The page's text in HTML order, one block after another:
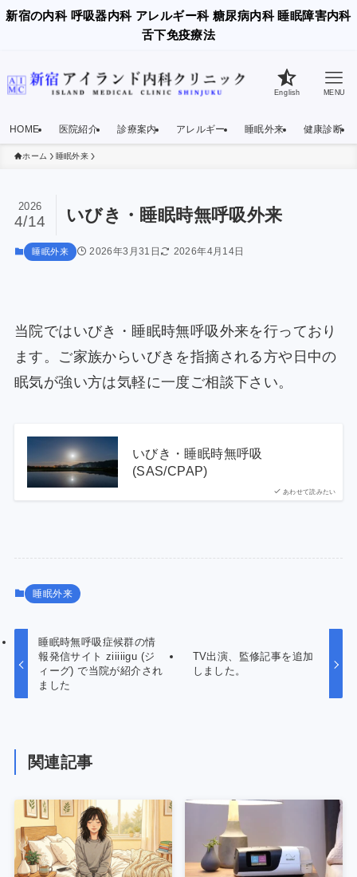
新宿の内科 呼吸器内科 アレルギー科 糖尿病内科 睡眠障害内科
舌下免疫療法
English MENU
HOME 医院紹介 診療案内 アレルギー 睡眠外来 健康診断
ホーム 睡眠外来
いびき・睡眠時無呼吸外来
2026
4/14
睡眠外来 2026年3月31日 2026年4月14日
当院ではいびき・睡眠時無呼吸外来を行っており
ます。ご家族からいびきを指摘される方や日中の
眠気が強い方は気軽に一度ご相談下さい。
あわせて読みたい
いびき・睡眠時無呼吸
(SAS/CPAP)
睡眠外来
睡眠時無呼吸症候群の情
報発信サイト ziiiiigu (ジ
ィーグ) で当院が紹介され
ました
TV出演、監修記事を追加
しました。
関連記事